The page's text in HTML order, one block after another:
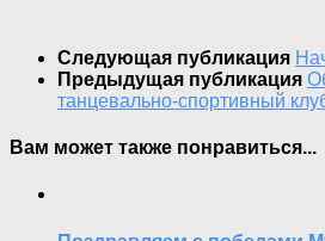
Следующая публикация
Предыдущая публикация
танцевально-спортивный
Вам может также понравиться...